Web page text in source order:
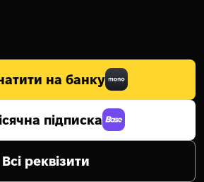
на банку
підписка
Всі реквізити